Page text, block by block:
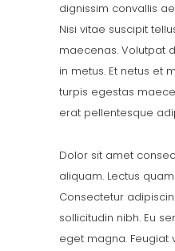
dignissim convallis
Nisi vitae suscipit
maecenas. Volutpat
in metus. Et netus et
turpis egestas
erat pellentesque
Dolor sit amet
aliquam. Lectus
Consectetur
sollicitudin nibh. Eu
eget magna. Feugiat